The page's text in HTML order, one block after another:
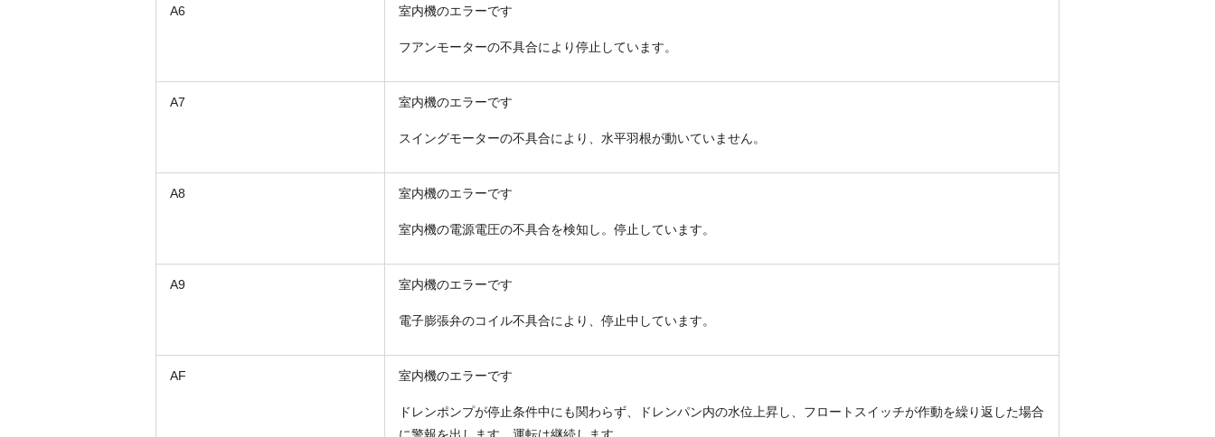
A6 室内機のエラーです
フアンモーターの不具合により停止しています。
A7 室内機のエラーです
スイングモーターの不具合により、水平羽根が動いていません。
A8 室内機のエラーです
室内機の電源電圧の不具合を検知し。停止しています。
A9 室内機のエラーです
電子膨張弁のコイル不具合により、停止中しています。
AF 室内機のエラーです
ドレンポンプが停止条件中にも関わらず、ドレンパン内の水位上昇し、フロートスイッチが作動を繰り返した場合